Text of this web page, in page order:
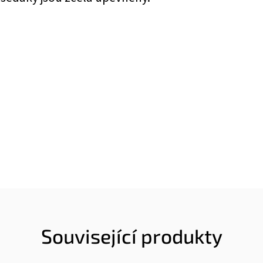
Související produkty